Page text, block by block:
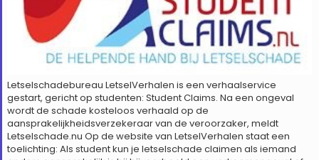
Letselschadebureau LetselVerhalen is een verhaalservice
gestart, gericht op studenten: Student Claims. Na een ongeval
wordt de schade kosteloos verhaald op de
aansprakelijkheidsverzekeraar van de veroorzaker, meldt
Letselschade.nu Op de website van LetselVerhalen staat een
toelichting: Als student kun je letselschade claimen als iemand